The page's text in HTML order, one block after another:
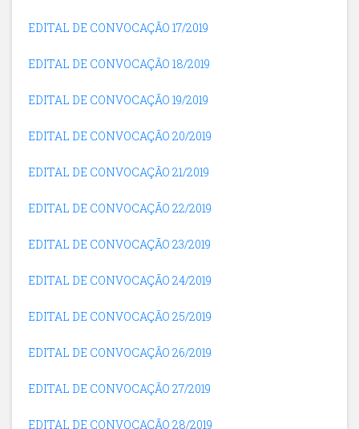
EDITAL DE CONVOCAÇÃO 17/2019
EDITAL DE CONVOCAÇÃO 18/2019
EDITAL DE CONVOCAÇÃO 19/2019
EDITAL DE CONVOCAÇÃO 20/2019
EDITAL DE CONVOCAÇÃO 21/2019
EDITAL DE CONVOCAÇÃO 22/2019
EDITAL DE CONVOCAÇÃO 23/2019
EDITAL DE CONVOCAÇÃO 24/2019
EDITAL DE CONVOCAÇÃO 25/2019
EDITAL DE CONVOCAÇÃO 26/2019
EDITAL DE CONVOCAÇÃO 27/2019
EDITAL DE CONVOCAÇÃO 28/2019